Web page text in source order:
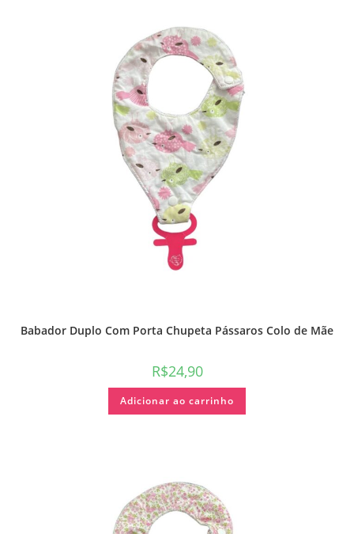
Babador Duplo Com Porta Chupeta Pássaros Colo de Mãe
R$24,90
Adicionar ao carrinho